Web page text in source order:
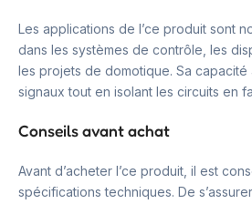
Les applications de l’ce produit sont
dans les systèmes de contrôle, les
les projets de domotique. Sa capacité
signaux tout en isolant les circuits en
Conseils avant achat
Avant d’acheter l’ce produit, il est
spécifications techniques. De